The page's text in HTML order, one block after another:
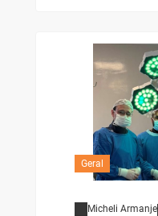
Geral
Micheli Armanje